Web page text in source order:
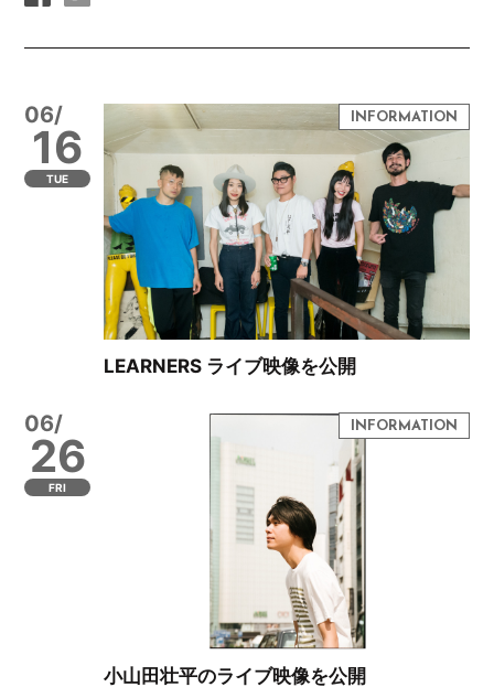
06/
16
TUE
LEARNERS ライブ映像を公開
06/
26
FRI
小山田壮平のライブ映像を公開